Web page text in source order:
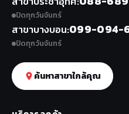
ปิดทุกวันจันทร์
สาขาบางบอน 099-094-
ปิดทุกวันจันทร์
ค้นหาสาขาใกล้คุณ